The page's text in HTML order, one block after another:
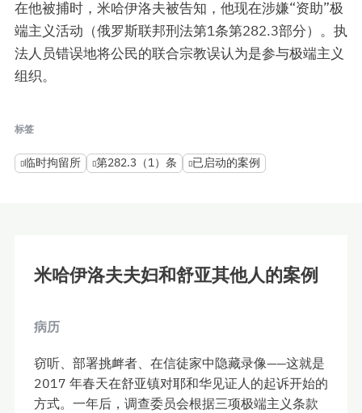
在他被捕时，米哈伊洛夫被告知，他现在涉嫌“资助”极
端主义活动（俄罗斯联邦刑法第1条第282.3部分）。执
法人员错误地将公民的联合宗教误认为是参与极端主义
组织。
标签
临时拘留所 第282.3（1）条 已启动的案例
米哈伊洛夫夫妇和舒亚其他人的案例
病历
窃听、部署挑衅者、在信徒家中隐藏录像——这就是
2017 年春天在舒亚镇对耶和华见证人的起诉开始的
方式。一年后，调查委员会根据三项极端主义条款